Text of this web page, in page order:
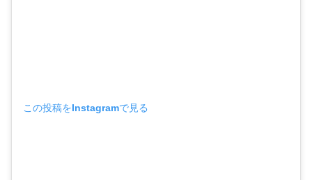
この投稿をInstagramで見る